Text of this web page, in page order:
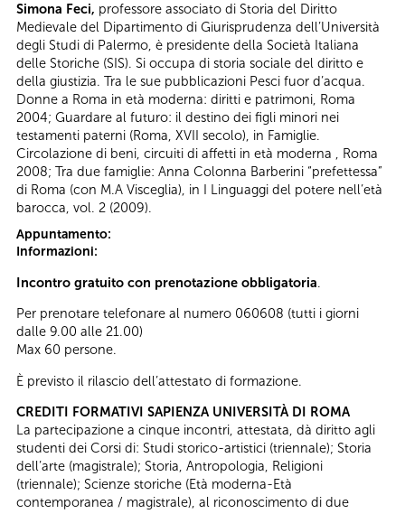
Simona Feci, professore associato di Storia del Diritto
Medievale del Dipartimento di Giurisprudenza dell’Università
degli Studi di Palermo, è presidente della Società Italiana
delle Storiche (SIS). Si occupa di storia sociale del diritto e
della giustizia. Tra le sue pubblicazioni Pesci fuor d’acqua.
Donne a Roma in età moderna: diritti e patrimoni, Roma
2004; Guardare al futuro: il destino dei figli minori nei
testamenti paterni (Roma, XVII secolo), in Famiglie.
Circolazione di beni, circuiti di affetti in età moderna , Roma
2008; Tra due famiglie: Anna Colonna Barberini “prefettessa”
di Roma (con M.A Visceglia), in I Linguaggi del potere nell’età
barocca, vol. 2 (2009).
Appuntamento:
Informazioni:
Incontro gratuito con prenotazione obbligatoria.
Per prenotare telefonare al numero 060608 (tutti i giorni
dalle 9.00 alle 21.00)
Max 60 persone.
È previsto il rilascio dell’attestato di formazione.
CREDITI FORMATIVI SAPIENZA UNIVERSITÀ DI ROMA
La partecipazione a cinque incontri, attestata, dà diritto agli
studenti dei Corsi di: Studi storico-artistici (triennale); Storia
dell’arte (magistrale); Storia, Antropologia, Religioni
(triennale); Scienze storiche (Età moderna-Età
contemporanea / magistrale), al riconoscimento di due